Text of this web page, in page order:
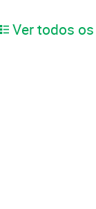
Ver todos